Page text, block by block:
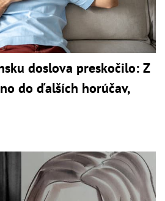
doslova preskočilo: Z
do ďalších horúčav,